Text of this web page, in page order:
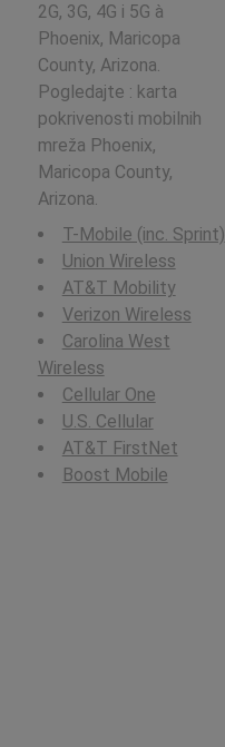
2G, 3G, 4G i 5G à
Phoenix, Maricopa
County, Arizona.
Pogledajte : karta
pokrivenosti mobilnih
mreža Phoenix,
Maricopa County,
Arizona.
T-Mobile (inc. Sprint)
Union Wireless
AT&T Mobility
Verizon Wireless
Carolina West
Wireless
Cellular One
U.S. Cellular
AT&T FirstNet
Boost Mobile